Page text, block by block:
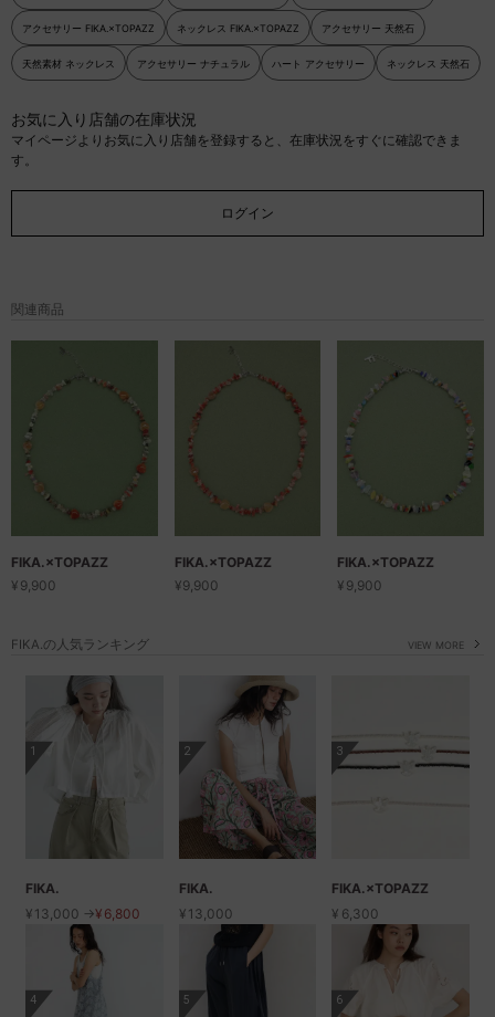
アクセサリー FIKA.×TOPAZZ ネックレス FIKA.×TOPAZZ アクセサリー 天然石
天然素材 ネックレス アクセサリー ナチュラル ハート アクセサリー ネックレス 天然石
お気に入り店舗の在庫状況
マイページよりお気に入り店舗を登録すると、在庫状況をすぐに確認できま
す。
ログイン
関連商品
FIKA.×TOPAZZ
¥9,900
FIKA.×TOPAZZ
¥9,900
FIKA.×TOPAZZ
¥9,900
FIKA.の人気ランキング VIEW MORE
1
FIKA.
¥13,000 →¥6,800
2
FIKA.
¥13,000
3
FIKA.×TOPAZZ
¥6,300
4 5 6